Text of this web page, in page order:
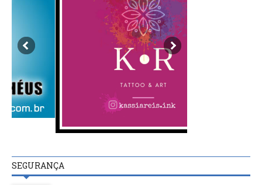
SEGURANÇA